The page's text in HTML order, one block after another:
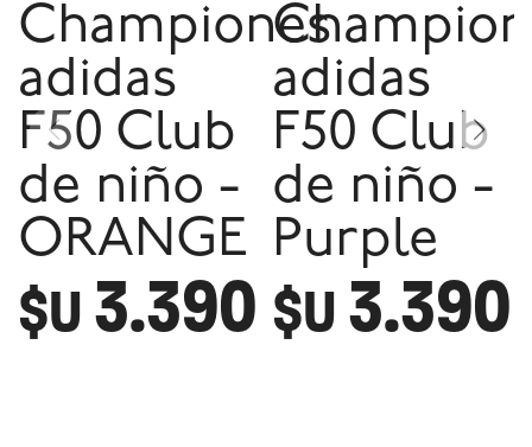
Championes
adidas
F50 Club
de niño -
ORANGE
$U3.390
adidas
F50 Club
de niño -
Purple
$U3.390